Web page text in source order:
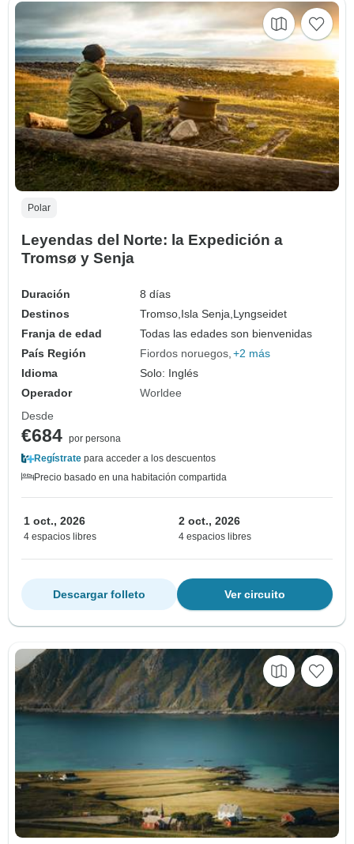
Polar
Leyendas del Norte: la Expedición a
Tromsø y Senja
Duración
8 días
Destinos
Tromso, Isla Senja, Lyngseidet
Franja de edad
Todas las edades son bienvenidas
País Región
Fiordos noruegos +2 más
Idioma
Solo: Inglés
Operador
Worldee
Desde
€684 por persona
Regístrate para acceder a los descuentos
Precio basado en una habitación compartida
1 oct., 2026
4 espacios libres
2 oct., 2026
4 espacios libres
Ver circuito
Descargar folleto